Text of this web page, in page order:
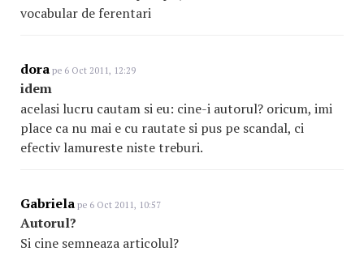
vocabular de ferentari
dora pe 6 Oct 2011, 12:29
idem
acelasi lucru cautam si eu: cine-i autorul? oricum, imi
place ca nu mai e cu rautate si pus pe scandal, ci
efectiv lamureste niste treburi.
Gabriela pe 6 Oct 2011, 10:57
Autorul?
Si cine semneaza articolul?